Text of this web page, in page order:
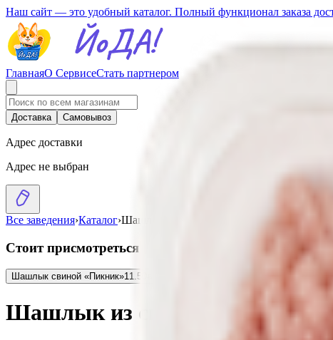
Наш сайт — это удобный каталог. Полный функционал заказа
ГлавнаяО СервисеСтать партнером
Доставка Самовывоз
Адрес доставки
Адрес не выбран
Все заведения›Каталог›Шашлык из свинины с майонезом
Стоит присмотреться
Шашлык свиной «Пикник»11.50
Шашлык из свинины с